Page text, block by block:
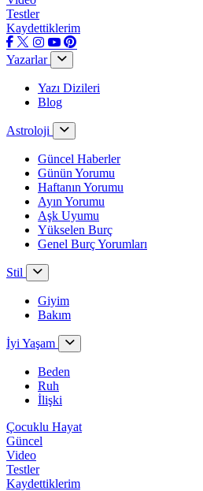
Testler
Kaydettiklerim
Yazarlar
Yazı Dizileri
Blog
Astroloji
Güncel Haberler
Günün Yorumu
Haftanın Yorumu
Ayın Yorumu
Aşk Uyumu
Yükselen Burç
Genel Burç Yorumları
Stil
Giyim
Bakım
İyi Yaşam
Beden
Ruh
İlişki
Çocuklu Hayat
Güncel
Video
Testler
Kaydettiklerim